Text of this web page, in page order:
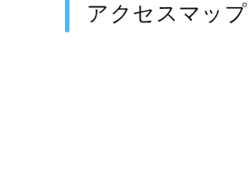
アクセスマップ